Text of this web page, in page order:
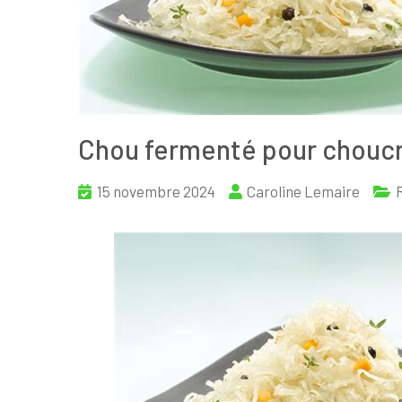
Chou fermenté pour
15 novembre 2024 Caroline Lemaire